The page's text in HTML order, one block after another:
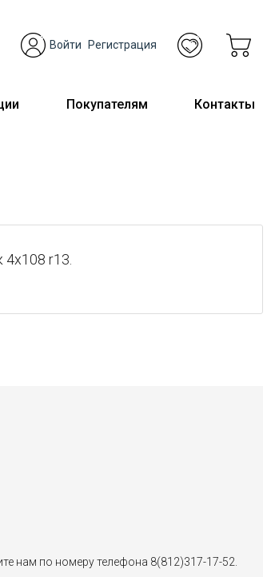
Войти Регистрация
Покупателям Контакты
r13.
нам по номеру телефона 8(812)317-17-52.